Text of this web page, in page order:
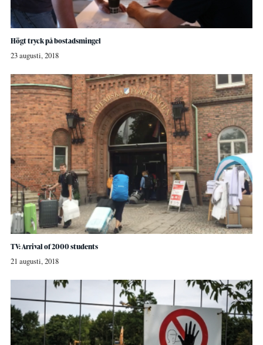
Högt tryck på bostadsmingel
23 augusti, 2018
TV: Arrival of 2000 students
21 augusti, 2018